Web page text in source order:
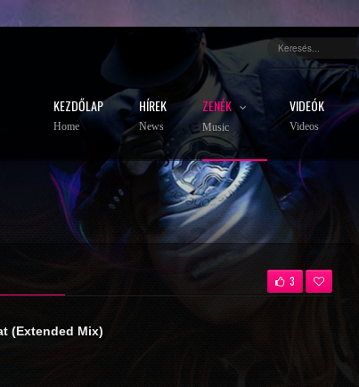
KEZDŐLAP
Home
HÍREK
News
ZENÉK
Music
VIDEÓK
Videos
3
(Extended Mix)